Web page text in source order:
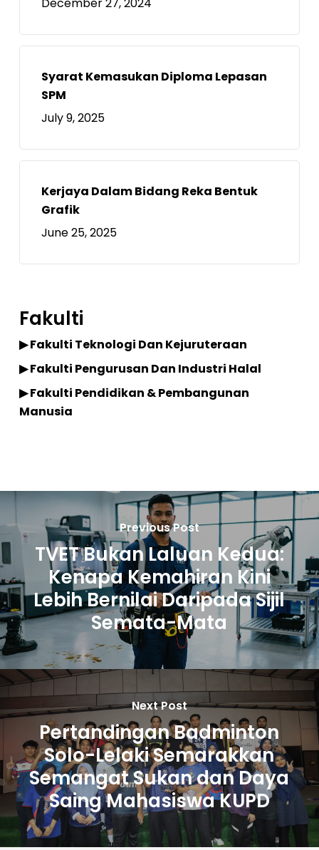
December 27, 2024
Syarat Kemasukan Diploma Lepasan
SPM
July 9, 2025
Kerjaya Dalam Bidang Reka Bentuk
Grafik
June 25, 2025
Fakulti
▶ Fakulti Teknologi Dan Kejuruteraan
▶ Fakulti Pengurusan Dan Industri Halal
▶ Fakulti Pendidikan & Pembangunan
Manusia
Previous Post
TVET Bukan Laluan Kedua:
Kenapa Kemahiran Kini
Lebih Bernilai Daripada Sijil
Semata-Mata
Next Post
Pertandingan Badminton
Solo-Lelaki Semarakkan
Semangat Sukan dan Daya
Saing Mahasiswa KUPD